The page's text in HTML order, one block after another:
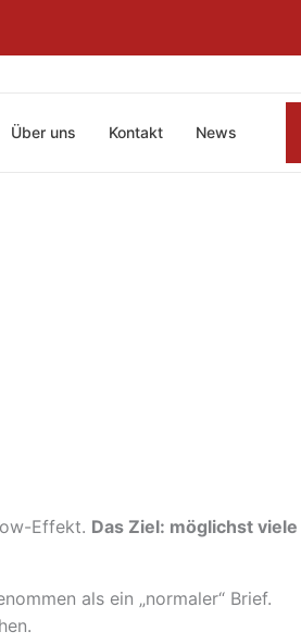
Über uns Kontakt News
Effekt. Das Ziel: möglichst viele
als ein „normaler“ Brief.